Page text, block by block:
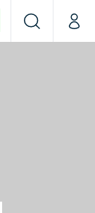
VyhledáváníMůj